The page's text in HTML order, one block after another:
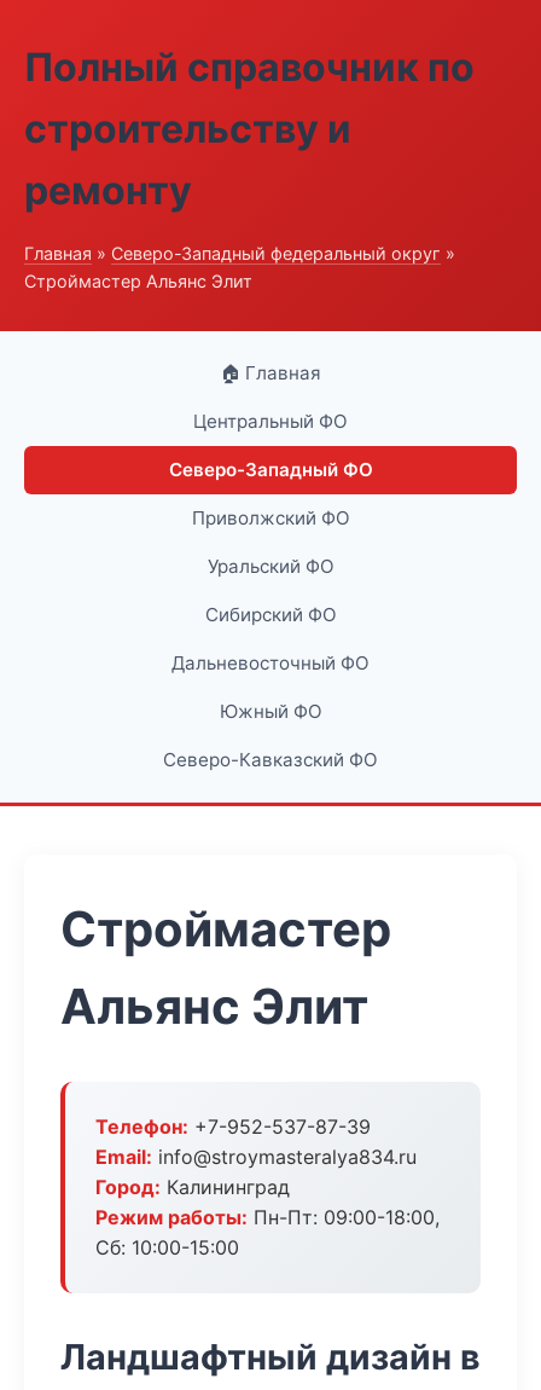
Полный справочник по
строительству и
ремонту
Главная » Северо-Западный федеральный округ »
Строймастер Альянс Элит
🏠 Главная
Центральный ФО
Северо-Западный ФО
Приволжский ФО
Уральский ФО
Сибирский ФО
Дальневосточный ФО
Южный ФО
Северо-Кавказский ФО
Строймастер
Альянс Элит
Телефон: +7-952-537-87-39
Email: info@stroymasteralya834.ru
Город: Калининград
Режим работы: Пн-Пт: 09:00-18:00,
Сб: 10:00-15:00
Ландшафтный дизайн в